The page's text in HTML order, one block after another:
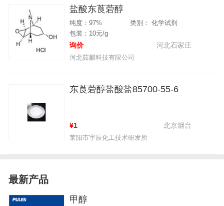
盐酸东莨菪醇
纯度：97%
类别： 化学试剂
包装：10元/g
询价 河北石家庄
河北茹麒科技有限公司
东莨菪醇盐酸盐85700-55-6
¥1 北京烟台
莱阳市宇辰化工技术研发所
最新产品
甲醇